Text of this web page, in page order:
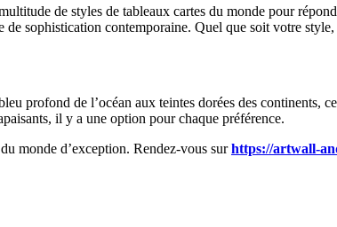
de styles de tableaux cartes du monde pour
sophistication contemporaine. Quel que soit votre
profond de l’océan aux teintes dorées des continents,
il y a une option pour chaque préférence.
monde d’exception. Rendez-vous surhttps://artwall-